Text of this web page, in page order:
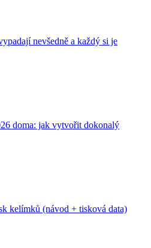
nevšedně a každý si je
doma: jak vytvořit dokonalý
kelímků (návod + tisková data)